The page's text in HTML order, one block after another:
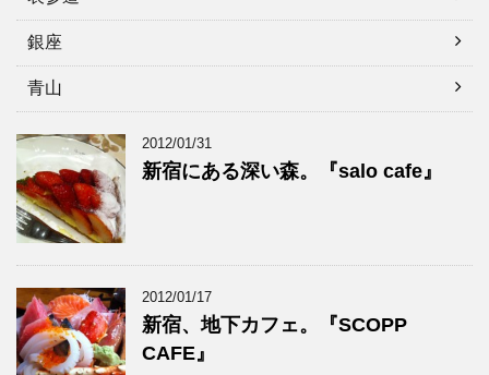
銀座
青山
2012/01/31
新宿にある深い森。『salo cafe』
2012/01/17
新宿、地下カフェ。『SCOPP
CAFE』